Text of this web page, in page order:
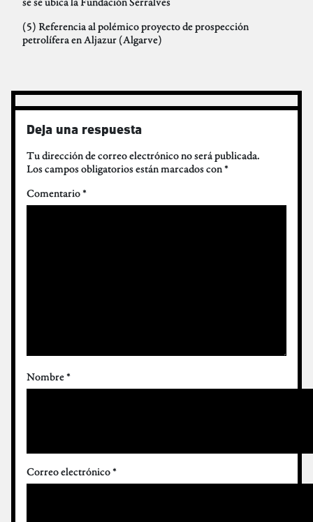
(5) Referencia al polémico proyecto de prospección
petrolífera en Aljazur (Algarve)
Deja una respuesta
Tu dirección de correo electrónico no será publicada.
Los campos obligatorios están marcados con*
Comentario*
Nombre*
Correo electrónico*